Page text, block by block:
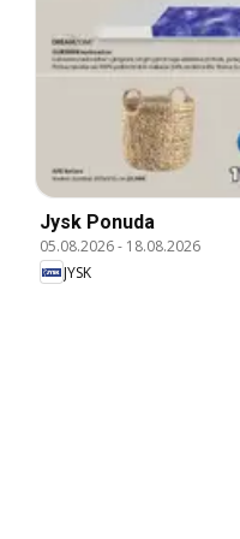
Jysk Ponuda
05.08.2026- 18.08.2026
JYSK